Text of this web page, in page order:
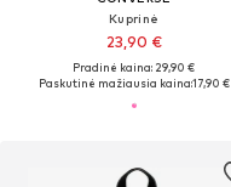
Kuprinė
23,90 €
Pradinė kaina: 29,90 €
Paskutinė mažiausia kaina:17,90 €